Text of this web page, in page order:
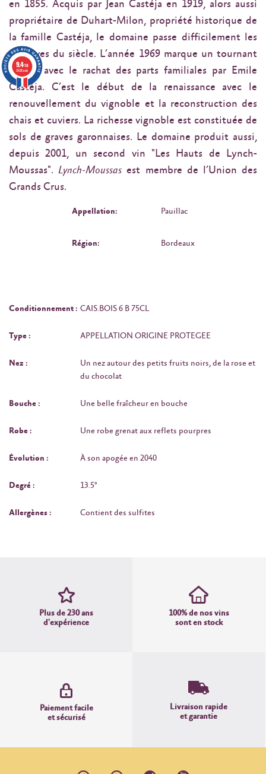
en 1855. Acquis par Jean Castéja en 1919, alors aussi
propriétaire de Duhart-Milon, propriété historique de
la famille Castéja, le domaine passe difficilement les
épreuves du siècle. L’année 1969 marque un tournant
décisif avec le rachat des parts familiales par Emile
Castéja. C’est le début de la renaissance avec le
renouvellement du vignoble et la reconstruction des
chais et cuviers. La richesse vignoble est constituée de
sols de graves garonnaises. Le domaine produit aussi,
depuis 2001, un second vin "Les Hauts de Lynch-
Moussas".Lynch-Moussas est membre de l’Union des
Grands Crus.
Appellation: Pauillac
Région: Bordeaux
Conditionnement : CAIS.BOIS 6 B 75CL
Type : APPELLATION ORIGINE PROTEGEE
Nez :
Un nez autour des petits fruits noirs, de la rose et
du chocolat
Bouche : Une belle fraîcheur en bouche
Robe : Une robe grenat aux reflets pourpres
Évolution : À son apogée en 2040
Degré : 13.5°
Allergènes : Contient des sulfites
Plus de 230 ans
d'expérience
100% de nos vins
sont en stock
Paiement facile
et sécurisé
Livraison rapide
et garantie
9.4/10
3638 avis